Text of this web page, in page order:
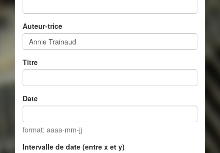
Auteur-trice
Titre
Date
format: aaaa-mm-jj
Intervalle de date (entre x et y)